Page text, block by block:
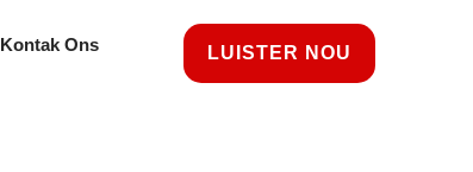
Kontak Ons LUISTER NOU